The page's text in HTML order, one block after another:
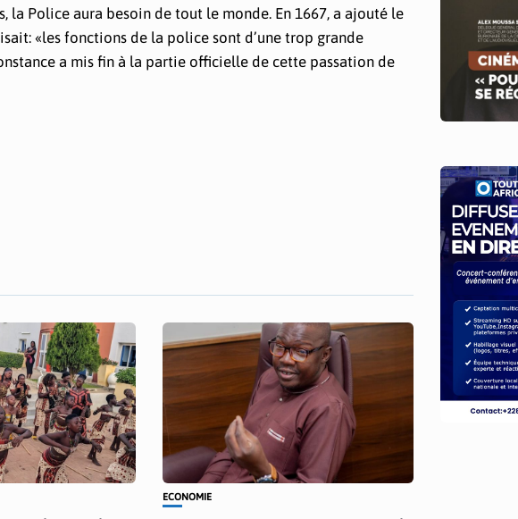
la Police aura besoin de tout le monde. En 1667, a ajouté le
«les fonctions de la police sont d’une trop grande
a mis fin à la partie officielle de cette passation de
ECONOMIE